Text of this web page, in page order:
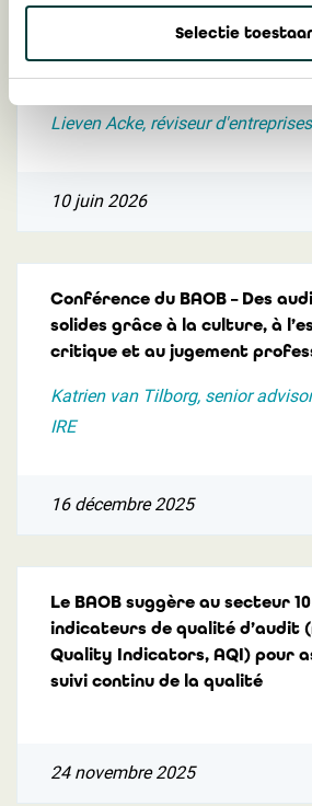
Selectie
Les récentes publications du
qualité, les risques et la
Lieven Acke, réviseur d'entreprises
10 juin 2026
Conférence du BAOB – Des
solides grâce à la culture, à
critique et au jugement
Katrien van Tilborg, senior
IRE
16 décembre 2025
Le BAOB suggère au secteur 10
indicateurs de qualité d’audit
Quality Indicators, AQI) pour
suivi continu de la qualité
24 novembre 2025